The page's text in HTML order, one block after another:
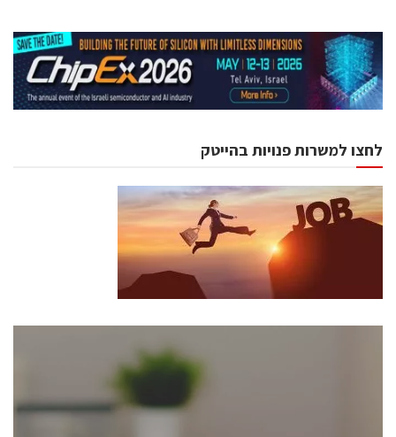
לחצו למשרות פנויות בהייטק
כנסים ואירועים